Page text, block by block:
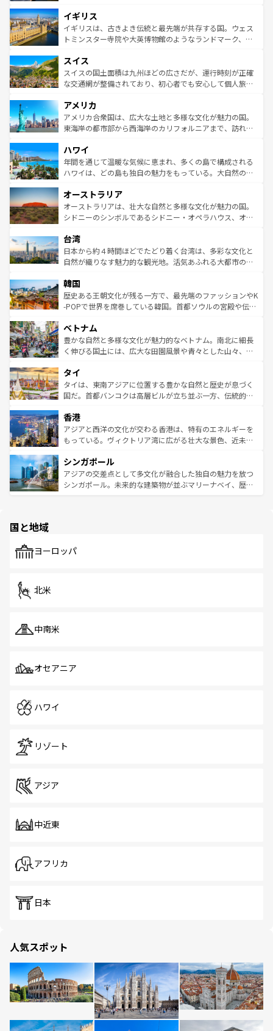
いる。シャンパンの発祥地であるランス、プロヴァンスの
香り高いラベンダー畑など、多彩な楽しみ方が可能だ。さ
らに、パリ以外の地域にも魅力が溢れており、どの街角に
れる地方に足を運ぶとそれぞれで全く異なる文化を体験で
きるだろう。 なお、新着のフランス情報はコンテンツ一覧
を参照してほしい。
顔を持つこの国は、どこを歩いても飽きることがない。ベ
ルリンの文化的活気、バイエルン州のアルプスの絶景、そ
してライン川沿いのワイン畑といった風景は必見。ビール
は、お酒好きな人にはぜひ体験してほしい。 なお、新着の
ドイツ情報はコンテンツ一覧を参照してほしい。
イギリス
イギリスは、古きよき伝統と最先端が共存する国。ウェス
トミンスター寺院や大英博物館のようなランドマーク、歴
リアごとに異なる魅力がある。また、優雅なアフタヌーン
ティー、ビール好きにはたまらない英国パブ、サッカー観
戦など、本場だからこそできる体験も豊富。イギリスを旅
ンツ一覧を参照してほしい。
スイス
スイスの国土面積は九州ほどの広さだが、運行時刻が正確
な交通網が整備されており、初心者でも安心して個人旅行
の建物がそのまま残る町や、スイスならではのユニークな
博物館もあり、アルプス観光だけでなく町歩きも満喫する
ことができる。国民の所得が高いため物価も高いが、旅行
ば市内交通費無料で観光を楽しむこともできる。 なお、新
着のスイス情報はコンテンツ一覧 を参照してほしい。
アメリカ
アメリカ合衆国は、広大な土地と多様な文化が魅力の国。
東海岸の都市部から西海岸のカリフォルニアまで、訪れる
のような巨大都市は、観光、ショッピング、エンターテイ
ンメントが詰まった刺激的なスポットだ。一方、アメリカ
西部には大自然が広がり、グランドキャニオンやイエロー
部のニューオーリンズでは、音楽と美食が融合した独特の
文化が魅力。旅行者はアメリカの各地域で異なる魅力を楽
しみながら、その多様性と豊かな歴史を感じることができ
ならではの贅沢な旅のスタイルだ。 なお、新着のアメリカ
情報はコンテンツ一覧を参照してほしい。
ハワイ
年間を通じて温暖な気候に恵まれ、多くの島で構成される
ハワイは、どの島も独自の魅力をもっている。大自然の神
ワイ島は見逃せない。また、定番の観光地といえばオアフ
島だが、静かな自然を求めるならマウイ島やカウアイ島が
おすすめ。エメラルドグリーンに輝く海をはじめ、豊かな
れるおもてなしの心で訪れる人々を迎えてくれるハワイの
人々、おいしいローカルフードやハワイアンミュージッ
ク、伝統的なフラダンスなど、すべてがハワイの魅力を彩
ワイを、存分に味わってほしい。 なお、新着のハワイ情報
はコンテンツ一覧を参照してほしい。
オーストラリア
オーストラリアは、壮大な自然と多様な文化が魅力の国。
シドニーのシンボルであるシドニー・オペラハウス、オー
リアリーフや大陸中央部にそびえるウルル（エアーズロッ
ク）、タスマニアの美しい原生林やケアンズの熱帯雨林な
ど、見どころがたくさん。また、カフェやワイン、オージ
いる。アクティビティも充実しており、サーフィンやダイ
ビング、ハイキングなど、アウトドア好きにはたまらな
い。オーストラリアの多彩な魅力を存分に味わいつくそ
参照してほしい。
台湾
日本から約４時間ほどでたどり着く台湾は、多彩な文化と
自然が織りなす魅力的な観光地。活気あふれる大都市の台
ン）、静ひつな山岳地帯である台湾東部など、都市の喧騒
と山間の静けさが共存しており、訪れる人に新しい発見と
驚きをもたらしてくれる。また、奥深い台湾の食文化も魅
容にもいいと評判のスイーツなど、バラエティ豊かな料理
が味わえる。 なお、新着の台湾情報は コンテンツ一覧を参
照してほしい。
韓国
歴史ある王朝文化が残る一方で、最先端のファッションやK
-POPで世界を席巻している韓国。首都ソウルの宮殿や伝統
き、地方に足を延ばせば四季折々の自然美を楽しむことが
できる。そして、キムチや焼肉、絶品のストリートフード
まで、さまざまな韓国料理が待っている。夜には、韓国な
リティに包まれながら、韓国の多彩な魅力を心ゆくまで味
わってみてほしい。 なお、新着の韓国情報はコンテンツ一
覧を参照してほしい。
ベトナム
豊かな自然と多様な文化が魅力的なベトナム。南北に細長
く伸びる国土には、広大な田園風景や青々とした山々、世
急速な発展と共に伝統が息づく。ハノイの古い町並みやホ
ーチミン市のフランス統治時代の建物も、独特の雰囲気を
醸し出している。また、バラエティの豊かさとおいしさで
とつ。フォーやバインミー、ベトナムコーヒーなどは、ぜ
ひ現地で味わいたい。どの地域を訪れてもあたたかい人々
が旅行者を迎えてくれるので、きっと忘れられない旅にな
参照してほしい。
タイ
タイは、東南アジアに位置する豊かな自然と歴史が息づく
国だ。首都バンコクは高層ビルが立ち並ぶ一方、伝統的な
の活気が交差している。北部ではチェンマイなどの山岳地
帯で自然と触れ合い、南部ではプーケットやクラビの美し
いビーチでリゾート気分を楽しむことができる。タイ料理
激する。気候は一年中温暖で、どの季節にも異なる楽しみ
が待っている。親しみやすいタイの人々、仏教を中心とし
た文化、そして多様な観光資源が、訪れる旅人を魅了し続
香港
アジアと西洋の文化が交わる香港は、特有のエネルギーを
もっている。ヴィクトリア湾に広がる壮大な景色、近未来
み、どこを訪れても感動するはず。観光スポットが密集し
ており、効率よく見どころを回れるのも魅力。息をのむよ
うな絶景から文化的な体験まで、香港を存分に楽しみ尽く
シンガポール
アジアの交差点として多文化が融合した独自の魅力を放つ
シンガポール。未来的な建築物が並ぶマリーナベイ、歴史
で、ホーカーズは地元の風情を楽しめる外せないスポット
国と地域
ヨーロッパ
北米
中南米
オセアニア
ハワイ
リゾート
アジア
中近東
アフリカ
日本
人気スポット